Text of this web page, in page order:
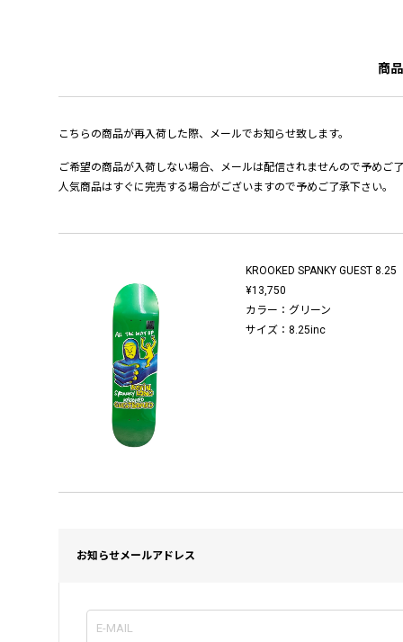
商
こちらの商品が再入荷した際、メールでお知らせ致します。
ご希望の商品が入荷しない場合、メールは配信されませんので予めご
人気商品はすぐに完売する場合がございますので予めご了承下さい。
KROOKED SPANKY GUEST 8.25
¥13,750
カラー：グリーン
サイズ：8.25inc
お知らせメールアドレス